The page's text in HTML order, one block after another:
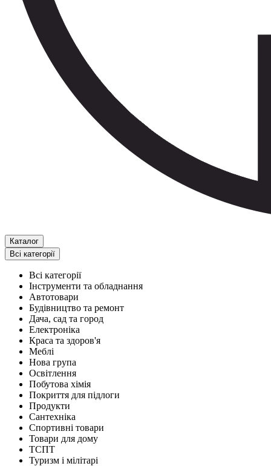
Каталог
Всі категорії
Всі категорії
Інструменти та обладнання
Автотовари
Будівництво та ремонт
Дача, сад та город
Електроніка
Краса та здоров'я
Меблі
Нова група
Освітлення
Побутова хімія
Покриття для підлоги
Продукти
Сантехніка
Спортивні товари
Товари для дому
ТСПТ
Туризм і мілітарі